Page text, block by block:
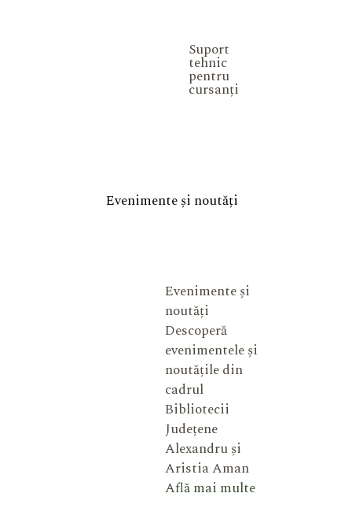
Suport
tehnic
pentru
cursanți
Evenimente și noutăți
Evenimente și
noutăți
Descoperă
evenimentele și
noutățile din
cadrul
Bibliotecii
Județene
Alexandru și
Aristia Aman
Află mai multe